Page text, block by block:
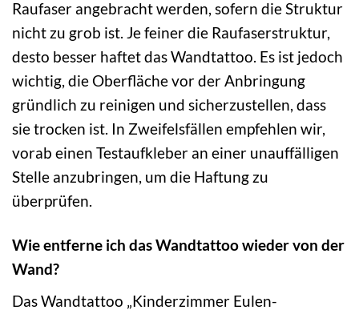
Raufaser angebracht werden, sofern die Struktur
nicht zu grob ist. Je feiner die Raufaserstruktur,
desto besser haftet das Wandtattoo. Es ist jedoch
wichtig, die Oberfläche vor der Anbringung
gründlich zu reinigen und sicherzustellen, dass
sie trocken ist. In Zweifelsfällen empfehlen wir,
vorab einen Testaufkleber an einer unauffälligen
Stelle anzubringen, um die Haftung zu
überprüfen.
Wie entferne ich das Wandtattoo wieder von der
Wand?
Das Wandtattoo „Kinderzimmer Eulen-